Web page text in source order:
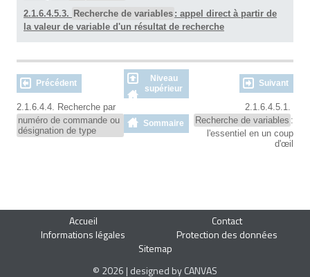
2.1.6.4.5.3. Recherche de variables : appel direct à partir de
la valeur de variable d'un résultat de recherche
Précédent
Niveau
supérieur
Suivant
2.1.6.4.4. Recherche par
numéro de commande ou
désignation de type
Sommaire
2.1.6.4.5.1.
Recherche de variables :
l'essentiel en un coup
d'œil
Accueil
Contact
Informations légales
Protection des données
Sitemap
© 2026 | designed by CANVAS